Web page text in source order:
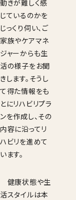
動きが難しく感
じているのかを
じっくり伺い、ご
家族やケアマネ
ジャーからも生
活の様子をお聞
きします。そうし
て得た情報をも
とにリハビリプラ
ンを作成し、その
内容に沿ってリ
ハビリを進めて
います。
健康状態や生
活スタイルは本